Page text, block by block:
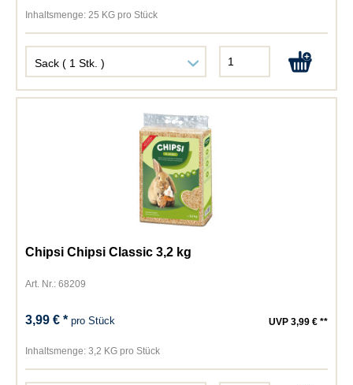
Inhaltsmenge: 25 KG pro Stück
Chipsi Chipsi Classic 3,2 kg
Art. Nr.: 68209
3,99 € *pro Stück UVP 3,99 € **
Inhaltsmenge: 3,2 KG pro Stück